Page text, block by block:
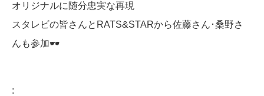
オリジナルに随分忠実な再現
スタレビの皆さんとRATS&STARから佐藤さん･桑野さ
んも参加🕶
: